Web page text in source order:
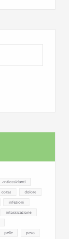
antiossidanti
corsa
dolore
infezioni
intossicazione
pelle
peso